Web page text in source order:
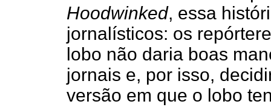
Hoodwinked, essa
jornalísticos: os
lobo não daria boas
jornais e, por isso,
versão em que o lobo